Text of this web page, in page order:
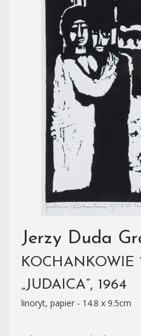
Jerzy Duda
KOCHANKOWIE
„JUDAICA”, 1964
linoryt, papier - 14.8 x 9.5cm